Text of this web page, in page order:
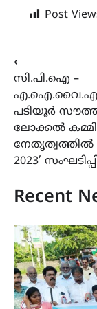
Post
Post
navigation
⟵
സി.പി.ഐ –
പടിയൂർ
ലോക്കൽ
2023’
Recent